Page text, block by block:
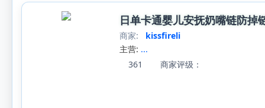
日单卡通婴儿安抚奶嘴链防掉
商家:
kissfireli
主营: ...
361
商家评级：